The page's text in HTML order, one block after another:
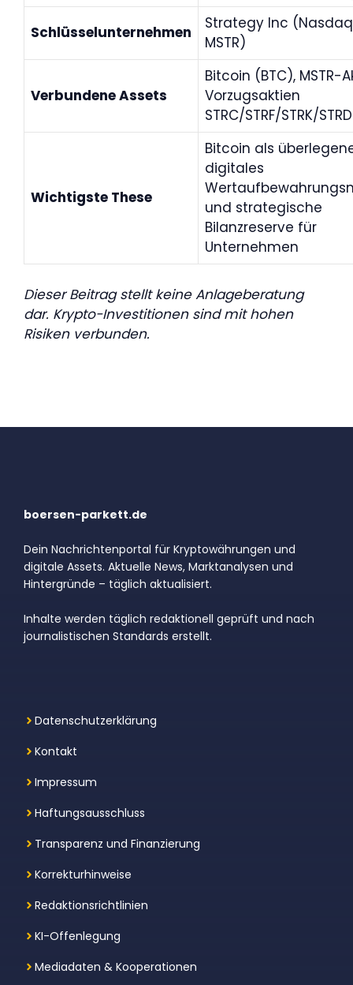
Schlüsselunternehmen
Strategy Inc
MSTR)
Verbundene Assets
Bitcoin (BTC), MSTR-
Vorzugsaktien
STRC/STRF/STRK/STRD
Wichtigste These
Bitcoin als
digitales
und strategische
Bilanzreserve für
Unternehmen
Dieser Beitrag stellt keine Anlageberatung
dar. Krypto-Investitionen sind mit hohen
Risiken verbunden.
boersen-parkett.de
Dein Nachrichtenportal für Kryptowährungen und
digitale Assets. Aktuelle News, Marktanalysen und
Hintergründe – täglich aktualisiert.
Inhalte werden täglich redaktionell geprüft und nach
journalistischen Standards erstellt.
Datenschutzerklärung
Kontakt
Impressum
Haftungsausschluss
Transparenz und Finanzierung
Korrekturhinweise
Redaktionsrichtlinien
KI-Offenlegung
Mediadaten & Kooperationen